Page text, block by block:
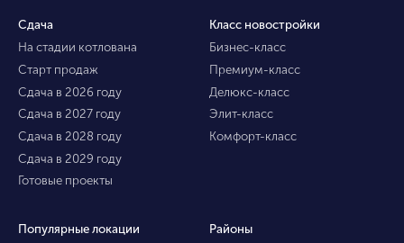
Сдача
На стадии котлована
Старт продаж
Сдача в 2026 году
Сдача в 2027 году
Сдача в 2028 году
Сдача в 2029 году
Готовые проекты
Класс новостройки
Бизнес-класс
Премиум-класс
Делюкс-класс
Элит-класс
Комфорт-класс
Популярные локации
Районы